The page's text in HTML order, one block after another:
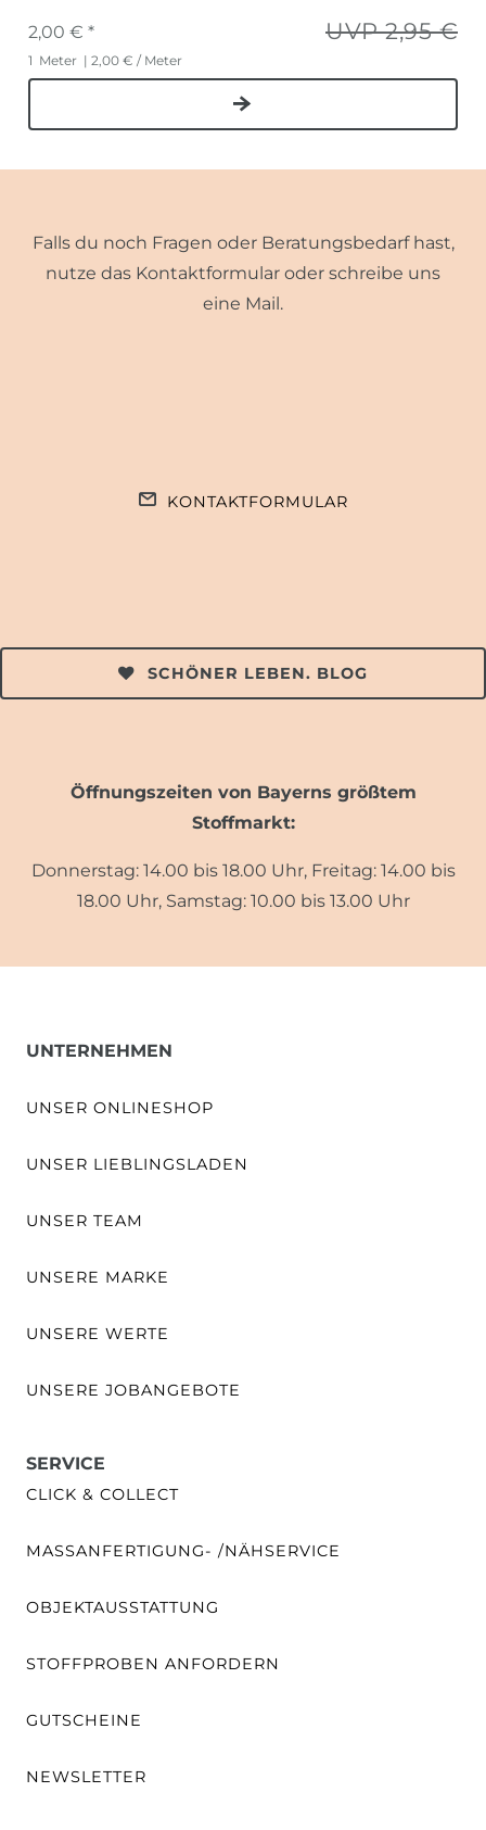
UVP 2,95 €
2,00 € *
1 Meter | 2,00 € / Meter
Falls du noch Fragen oder Beratungsbedarf hast,
nutze das Kontaktformular oder schreibe uns
eine Mail.
KONTAKTFORMULAR
SCHÖNER LEBEN. BLOG
Öffnungszeiten von Bayerns größtem
Stoffmarkt:
Donnerstag: 14.00 bis 18.00 Uhr, Freitag: 14.00 bis
18.00 Uhr, Samstag: 10.00 bis 13.00 Uhr
UNTERNEHMEN
UNSER ONLINESHOP
UNSER LIEBLINGSLADEN
UNSER TEAM
UNSERE MARKE
UNSERE WERTE
UNSERE JOBANGEBOTE
SERVICE
CLICK & COLLECT
MASSANFERTIGUNG- /NÄHSERVICE
OBJEKTAUSSTATTUNG
STOFFPROBEN ANFORDERN
GUTSCHEINE
NEWSLETTER